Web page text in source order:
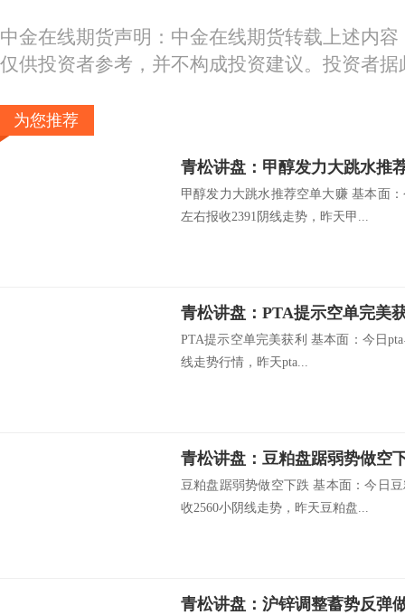
中金在线期货声明：中金在线期货转载上述内
仅供投资者参考，并不构成投资建议。投资者
为您推荐
青松讲盘：甲醇发力大跳水推
甲醇发力大跳水推荐空单大赚 基本面
左右报收2391阴线走势，昨天甲...
青松讲盘：PTA提示空单完美
PTA提示空单完美获利 基本面：今日
线走势行情，昨天pta...
青松讲盘：豆粕盘踞弱势做空
豆粕盘踞弱势做空下跌 基本面：今日
收2560小阴线走势，昨天豆粕盘...
青松讲盘：沪锌调整蓄势反弹